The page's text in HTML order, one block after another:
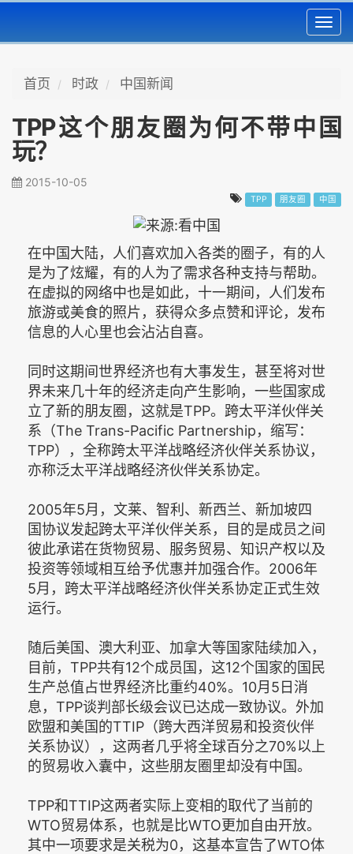
首页 时政 中国新闻
TPP这个朋友圈为何不带中国
玩？
2015-10-05
TPP 朋友圈 中国
在中国大陆，人们喜欢加入各类的圈子，有的人
是为了炫耀，有的人为了需求各种支持与帮助。
在虚拟的网络中也是如此，十一期间，人们发布
旅游或美食的照片，获得众多点赞和评论，发布
信息的人心里也会沾沾自喜。
同时这期间世界经济也有大事发生，甚至将对世
界未来几十年的经济走向产生影响，一些国家成
立了新的朋友圈，这就是TPP。跨太平洋伙伴关
系（The Trans-Pacific Partnership，缩写：
TPP），全称跨太平洋战略经济伙伴关系协议，
亦称泛太平洋战略经济伙伴关系协定。
2005年5月，文莱、智利、新西兰、新加坡四
国协议发起跨太平洋伙伴关系，目的是成员之间
彼此承诺在货物贸易、服务贸易、知识产权以及
投资等领域相互给予优惠并加强合作。2006年
5月，跨太平洋战略经济伙伴关系协定正式生效
运行。
随后美国、澳大利亚、加拿大等国家陆续加入，
目前，TPP共有12个成员国，这12个国家的国民
生产总值占世界经济比重约40%。10月5日消
息，TPP谈判部长级会议已达成一致协议。外加
欧盟和美国的TTIP（跨大西洋贸易和投资伙伴
关系协议），这两者几乎将全球百分之70%以上
的贸易收入囊中，这些朋友圈里却没有中国。
TPP和TTIP这两者实际上变相的取代了当前的
WTO贸易体系，也就是比WTO更加自由开放。
其中一项要求是关税为0，这基本宣告了WTO体